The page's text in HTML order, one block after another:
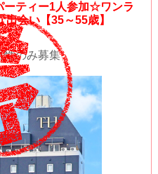
ティー1人参加☆ワンラ
会い【35～55歳】
性のみ募集